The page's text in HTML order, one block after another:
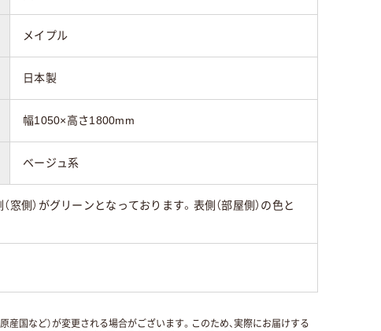
メイプル
日本製
幅1050×高さ1800mm
ベージュ系
側）がグリーンとなっております。表側（部屋側）の色と
産国など）が変更される場合がございます。このため、実際にお届けする